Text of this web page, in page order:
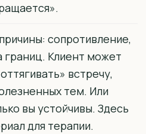
сопротивление,
границ. Клиент может
встречу,
тем. Или
вы устойчивы. Здесь
для терапии.